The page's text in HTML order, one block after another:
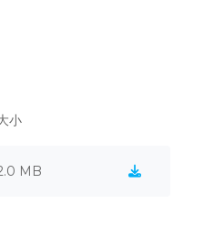
小
MB